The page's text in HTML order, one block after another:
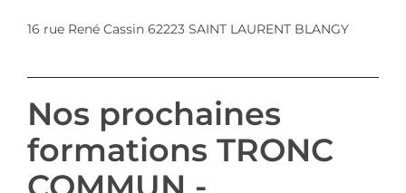
16 rue René Cassin 62223 SAINT LAURENT BLANGY
Nos prochaines
formations TRONC